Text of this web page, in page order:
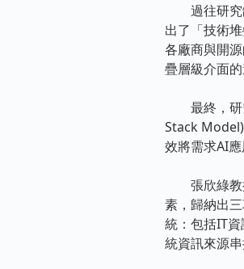
過往研究
出了「技術
各廠商與開
疊層級介面的
最終，研
Stack
效將需求AI
張欣綠教
素，歸納出
統：包括IT
統資訊來源